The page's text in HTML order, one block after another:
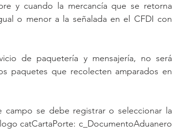
y cuando la mercancía que se retorna
o menor a la señalada en el CFDI con
de paquetería y mensajería, no será
paquetes que recolecten amparados en
campo se debe registrar o seleccionar la
catCartaPorte: c_DocumentoAduanero